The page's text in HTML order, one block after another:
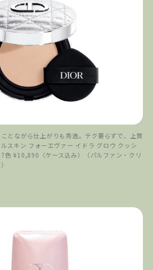
ことながら仕上がりも秀逸。テク要らずで、上質
スキン フォーエヴァー イドラ グロウ クッシ
色 ¥10,890〈ケース込み〉（パルファン・クリ